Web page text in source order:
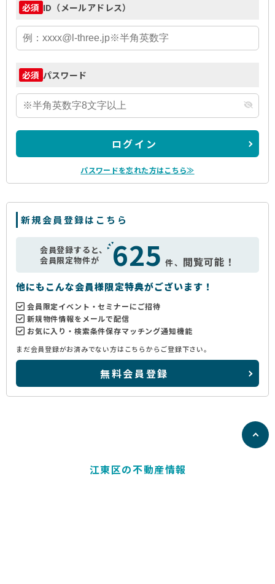
必須 ID（メールアドレス）
必須 パスワード
ログイン
パスワードを忘れた方はこちら≫
新規会員登録はこちら
会員登録すると、
会員限定物件が
625 件、 閲覧可能！
他にもこんな会員様限定特典がございます！
会員限定イベント・セミナーにご招待
新規物件情報をメールで配信
お気に入り・検索条件保存マッチング通知機能
まだ会員登録がお済みでない方はこちらからご登録下さい。
無料会員登録
江東区の不動産情報